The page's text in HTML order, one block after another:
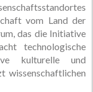
vom Land der
das die Initiative
technologische
kulturelle und
wissenschaftlichen